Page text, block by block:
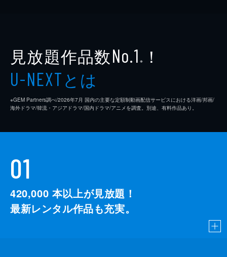
見放題作品数No.1 ※ ！
U-NEXTとは
※GEM Partners調べ/2026年7⽉ 国内の主要な定額制動画配信サービスにおける洋画/邦画/
海外ドラマ/韓流・アジアドラマ/国内ドラマ/アニメを調査。別途、有料作品あり。
01
420,000 本以上が見放題！
最新レンタル作品も充実。